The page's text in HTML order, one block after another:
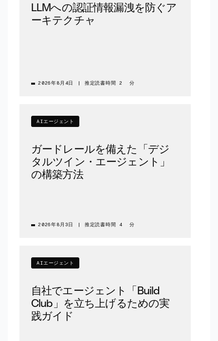
LLMへの認証情報漏洩を防ぐア
ーキテクチャ
2026年8月4日 推定読書時間 2 分
AIエージェント
ガードレールを備えた「デジ
タルツイン・エージェント」
の構築方法
2026年8月3日 推定読書時間 4 分
AIエージェント
自社でエージェント「Build
Club」を立ち上げるための実
践ガイド